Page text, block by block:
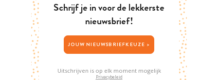
Schrijf je in voor de lekkerste
nieuwsbrief!
JOUW NIEUWSBRIEFKEUZE >
Uitschrijven is op elk moment mogelijk
Privacybeleid